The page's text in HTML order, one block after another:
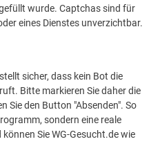
wurde. Captchas sind für
eines Dienstes unverzichtbar.
sicher, dass kein Bot die
Bitte markieren Sie daher die
Sie den Button "Absenden". So
sondern eine reale
Sie WG-Gesucht.de wie